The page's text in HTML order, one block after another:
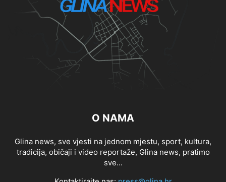
O NAMA
Glina news, sve vjesti na jednom mjestu, sport, kultura,
tradicija, običaji i video reportaže, Glina news, pratimo
sve...